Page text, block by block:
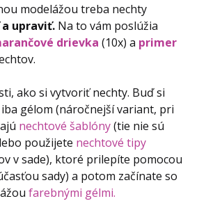
modelážou treba nechty
upraviť. Na to vám poslúžia
drievka (10x) a primer
ako si vytvoriť nechty. Buď si
gélom (náročnejší variant, pri
nechtové šablóny(tie nie sú
použijete nechtové tipy
v sade), ktoré prilepíte pomocou
sady) a potom začínate so
farebnými gélmi.